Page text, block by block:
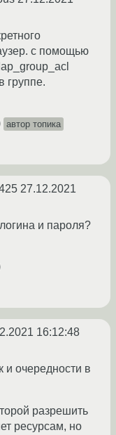
с помощью
группе.
автор топика
27.12.2021
и пароля?
16:12:48
и очередности в
разрешить
ресурсам, но